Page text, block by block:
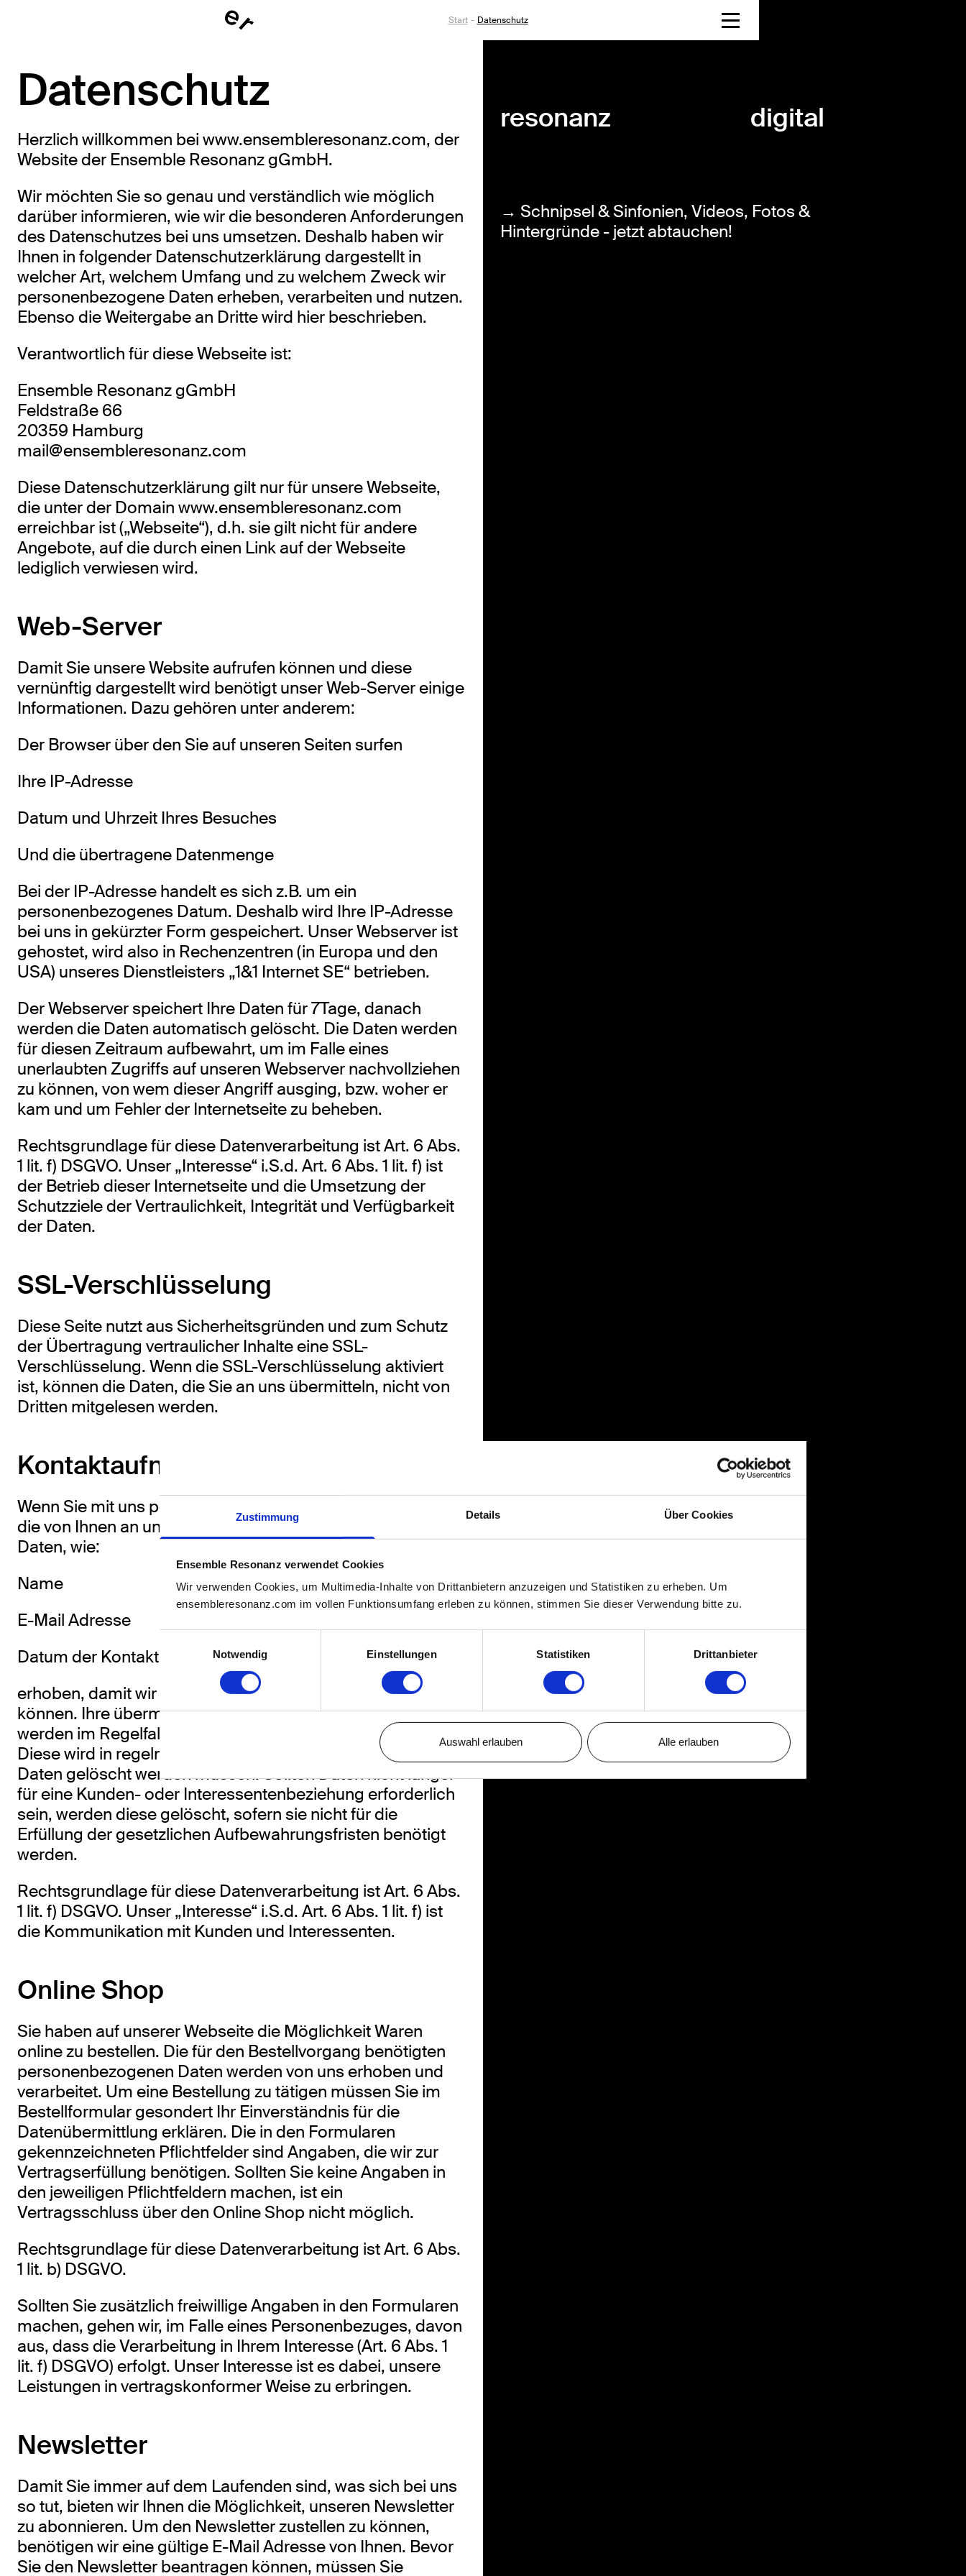
Zustimmung Details Über Cookies
Ensemble Resonanz verwendet Cookies
Wir verwenden Cookies, um Multimedia-Inhalte von Drittanbietern anzuzeigen und Statistiken zu erheben. Um
ensembleresonanz.com im vollen Funktionsumfang erleben zu können, stimmen Sie dieser Verwendung bitte zu.
Notwendig
Einstellungen Statistiken Drittanbieter
Auswahl erlauben Alle erlauben
Start Datenschutz
Datenschutz
Herzlich willkommen bei www.ensembleresonanz.com, der
Website der Ensemble Resonanz gGmbH.
Wir möchten Sie so genau und verständlich wie möglich
darüber informieren, wie wir die besonderen Anforderungen
des Datenschutzes bei uns umsetzen. Deshalb haben wir
Ihnen in folgender Datenschutzerklärung dargestellt in
welcher Art, welchem Umfang und zu welchem Zweck wir
personenbezogene Daten erheben, verarbeiten und nutzen.
Ebenso die Weitergabe an Dritte wird hier beschrieben.
Verantwortlich für diese Webseite ist:
Ensemble Resonanz gGmbH
Feldstraße 66
20359 Hamburg
mail@ensembleresonanz.com
Diese Datenschutzerklärung gilt nur für unsere Webseite,
die unter der Domain www.ensembleresonanz.com
erreichbar ist („Webseite“), d.h. sie gilt nicht für andere
Angebote, auf die durch einen Link auf der Webseite
lediglich verwiesen wird.
Web-Server
Damit Sie unsere Website aufrufen können und diese
vernünftig dargestellt wird benötigt unser Web-Server einige
Informationen. Dazu gehören unter anderem:
Der Browser über den Sie auf unseren Seiten surfen
Ihre IP-Adresse
Datum und Uhrzeit Ihres Besuches
Und die übertragene Datenmenge
Bei der IP-Adresse handelt es sich z.B. um ein
personenbezogenes Datum. Deshalb wird Ihre IP-Adresse
bei uns in gekürzter Form gespeichert. Unser Webserver ist
gehostet, wird also in Rechenzentren (in Europa und den
USA) unseres Dienstleisters „1&1 Internet SE“ betrieben.
Der Webserver speichert Ihre Daten für 7Tage, danach
werden die Daten automatisch gelöscht. Die Daten werden
für diesen Zeitraum aufbewahrt, um im Falle eines
unerlaubten Zugriffs auf unseren Webserver nachvollziehen
zu können, von wem dieser Angriff ausging, bzw. woher er
kam und um Fehler der Internetseite zu beheben.
Rechtsgrundlage für diese Datenverarbeitung ist Art. 6 Abs.
1 lit. f) DSGVO. Unser „Interesse“ i.S.d. Art. 6 Abs. 1 lit. f) ist
der Betrieb dieser Internetseite und die Umsetzung der
Schutzziele der Vertraulichkeit, Integrität und Verfügbarkeit
der Daten.
SSL-Verschlüsselung
Diese Seite nutzt aus Sicherheitsgründen und zum Schutz
der Übertragung vertraulicher Inhalte eine SSL-
Verschlüsselung. Wenn die SSL-Verschlüsselung aktiviert
ist, können die Daten, die Sie an uns übermitteln, nicht von
Dritten mitgelesen werden.
Kontaktaufnahme
Wenn Sie mit uns per E-Mail Kontakt aufnehmen, werden
die von Ihnen an uns übermittelten personenbezogenen
Daten, wie:
Name
E-Mail Adresse
Datum der Kontaktaufnahme
erhoben, damit wir uns mit Ihnen in Verbindung setzen
können. Ihre übermittelten personenbezogenen Daten
werden im Regelfall in unserer Datenbank gespeichert.
Diese wird in regelmäßigen Abständen darauf geprüft, ob
Daten gelöscht werden müssen. Sollten Daten nicht länger
für eine Kunden- oder Interessentenbeziehung erforderlich
sein, werden diese gelöscht, sofern sie nicht für die
Erfüllung der gesetzlichen Aufbewahrungsfristen benötigt
werden.
Rechtsgrundlage für diese Datenverarbeitung ist Art. 6 Abs.
1 lit. f) DSGVO. Unser „Interesse“ i.S.d. Art. 6 Abs. 1 lit. f) ist
die Kommunikation mit Kunden und Interessenten.
Online Shop
Sie haben auf unserer Webseite die Möglichkeit Waren
online zu bestellen. Die für den Bestellvorgang benötigten
personenbezogenen Daten werden von uns erhoben und
verarbeitet. Um eine Bestellung zu tätigen müssen Sie im
Bestellformular gesondert Ihr Einverständnis für die
Datenübermittlung erklären. Die in den Formularen
gekennzeichneten Pflichtfelder sind Angaben, die wir zur
Vertragserfüllung benötigen. Sollten Sie keine Angaben in
den jeweiligen Pflichtfeldern machen, ist ein
Vertragsschluss über den Online Shop nicht möglich.
Rechtsgrundlage für diese Datenverarbeitung ist Art. 6 Abs.
1 lit. b) DSGVO.
Sollten Sie zusätzlich freiwillige Angaben in den Formularen
machen, gehen wir, im Falle eines Personenbezuges, davon
aus, dass die Verarbeitung in Ihrem Interesse (Art. 6 Abs. 1
lit. f) DSGVO) erfolgt. Unser Interesse ist es dabei, unsere
Leistungen in vertragskonformer Weise zu erbringen.
Newsletter
Damit Sie immer auf dem Laufenden sind, was sich bei uns
so tut, bieten wir Ihnen die Möglichkeit, unseren Newsletter
zu abonnieren. Um den Newsletter zustellen zu können,
benötigen wir eine gültige E-Mail Adresse von Ihnen. Bevor
Sie den Newsletter beantragen können, müssen Sie
resonanz digital
→ Schnipsel & Sinfonien, Videos, Fotos &
Hintergründe - jetzt abtauchen!